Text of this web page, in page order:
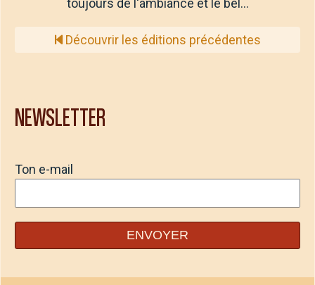
toujours de l'ambiance et le bel…
Découvrir les éditions précédentes
NEWSLETTER
Ton e-mail